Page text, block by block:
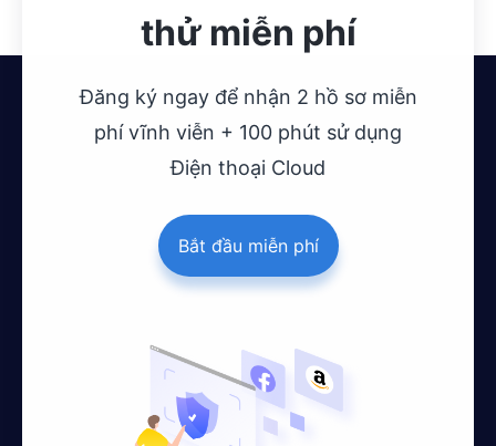
thử miễn phí
Đăng ký ngay để nhận 2 hồ sơ miễn
phí vĩnh viễn + 100 phút sử dụng
Điện thoại Cloud
Bắt đầu miễn phí